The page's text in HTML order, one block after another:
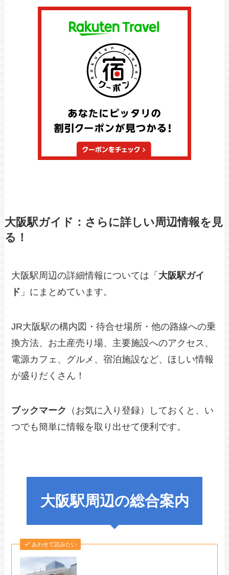
大阪駅ガイド：さらに詳しい周辺情報を見
る！
大阪駅周辺の詳細情報については「 大阪駅ガイ
ド 」にまとめています。
JR大阪駅の構内図・待合せ場所・他の路線への乗
換方法、お土産売り場、主要施設へのアクセス、
電源カフェ、グルメ、宿泊施設など、ほしい情報
が盛りだくさん！
ブックマーク
（お気に入り登録）しておくと、い
つでも簡単に情報を取り出せて便利です。
大阪駅周辺の総合案内
あわせて読みたい